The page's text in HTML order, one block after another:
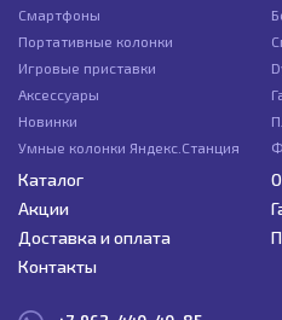
Смартфоны
Портативные колонки
Игровые приставки
Аксессуары
Новинки
Умные колонки Яндекс.Станция
Каталог
Акции
Доставка и оплата
Контакты